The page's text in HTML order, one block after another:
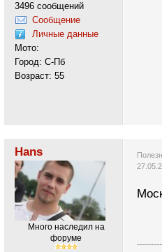
3496 сообщений
Сообщение
Личные данные
Мото:
Город: С-Пб
Возраст: 55
Hans
Много наследил на
форуме